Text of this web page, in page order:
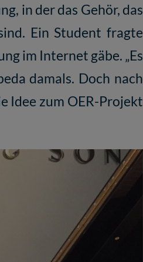
in der das Gehör, das
Ein Student fragte
im Internet gäbe. „Es
damals. Doch nach
Idee zum OER-Projekt